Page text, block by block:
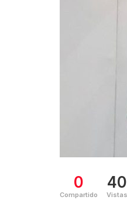
0
Compartido
40
Vistas